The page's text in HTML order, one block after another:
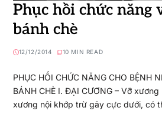
Phục hồi chức năng
bánh chè
12/12/2014 10 MIN READ
PHỤC HỒI CHỨC NĂNG CHO BỆNH
BÁNH CHÈ I. ĐẠI CƯƠNG – Vỡ
xương nội khớp trừ gãy cực dưới, có